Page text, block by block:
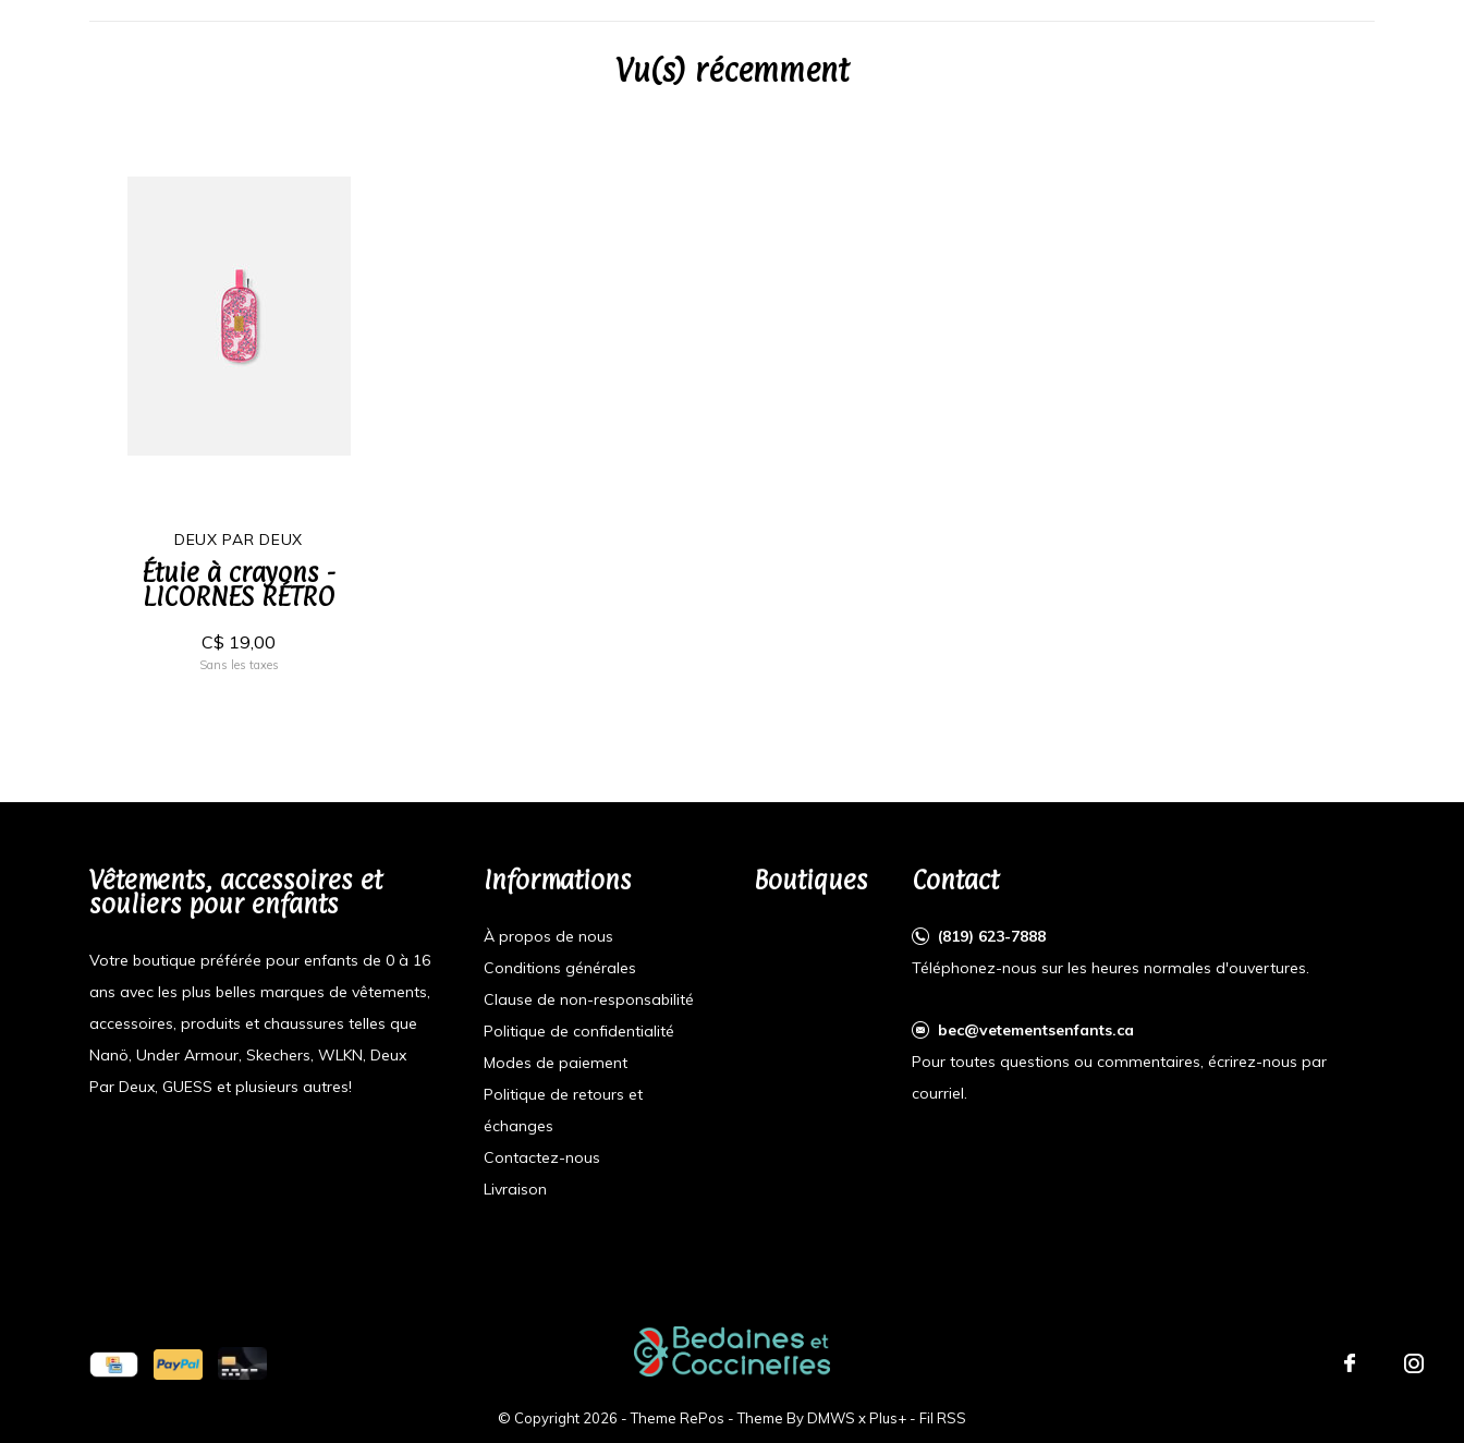
Vu(s) récemment
DEUX PAR DEUX
Étuie à crayons -
LICORNES RÉTRO
C$ 19,00
Sans les taxes
Vêtements, accessoires et
souliers pour enfants
Votre boutique préférée pour enfants de 0 à 16
ans avec les plus belles marques de vêtements,
accessoires, produits et chaussures telles que
Nanö, Under Armour, Skechers, WLKN, Deux
Par Deux, GUESS et plusieurs autres!
Informations
À propos de nous
Conditions générales
Clause de non-responsabilité
Politique de confidentialité
Modes de paiement
Politique de retours et
échanges
Contactez-nous
Livraison
Boutiques Contact
(819) 623-7888
Téléphonez-nous sur les heures normales d'ouvertures.
bec@vetementsenfants.ca
Pour toutes questions ou commentaires, écrirez-nous par
courriel.
© Copyright 2026 - Theme RePos - Theme ByDMWS xPlus+ - Fil RSS